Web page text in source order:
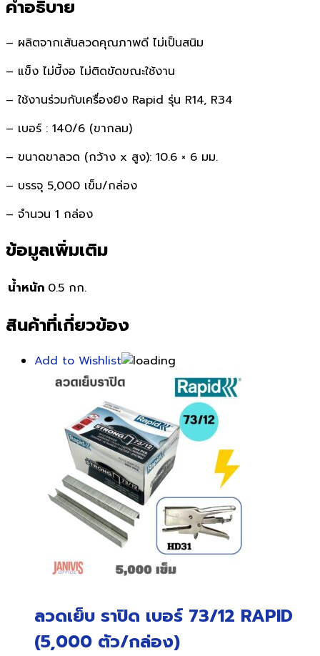
คำอธิบาย
– ผลิตจากเส้นลวดคุณภาพดี ไม่เป็นสนิม
– แข็ง ไม่บี้งอ ไม่ติดขัดขณะใช้งาน
– ใช้งานร่วมกับเครื่องยิง Rapid รุ่น R14, R34
– เบอร์ : 140/6 (ขากลม)
– ขนาดขาลวด (กว้าง x สูง): 10.6 × 6 มม.
– บรรจุ 5,000 เข็ม/กล่อง
– จำนวน 1 กล่อง
ข้อมูลเพิ่มเติม
น้ำหนัก 0.5 กก.
สินค้าที่เกี่ยวข้อง
Add to Wishlist
ลวดเย็บ ราปิด เบอร์ 73/12 RAPID
(5,000 ตัว/กล่อง)